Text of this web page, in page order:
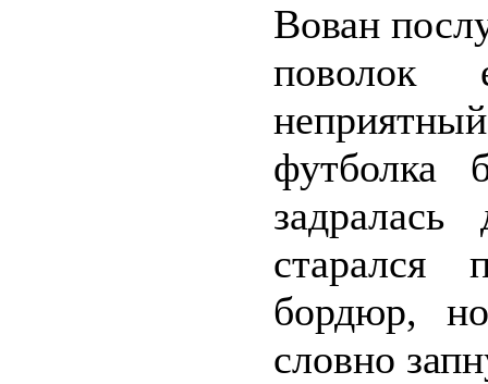
Вован
поволок
футболка
старался
бордюр,
словно